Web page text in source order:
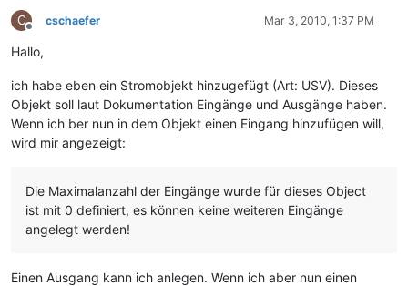
C
Offline
cschaefer Mar 3, 2010, 1:37 PM
Hallo,
ich habe eben ein Stromobjekt hinzugefügt (Art: USV). Dieses
Objekt soll laut Dokumentation Eingänge und Ausgänge haben.
Wenn ich ber nun in dem Objekt einen Eingang hinzufügen will,
wird mir angezeigt:
Die Maximalanzahl der Eingänge wurde für dieses Object
ist mit 0 definiert, es können keine weiteren Eingänge
angelegt werden!
Einen Ausgang kann ich anlegen. Wenn ich aber nun einen